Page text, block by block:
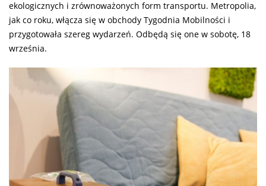
ekologicznych i zrównoważonych form transportu. Metropolia,
jak co roku, włącza się w obchody Tygodnia Mobilności i
przygotowała szereg wydarzeń. Odbędą się one w sobotę, 18
września.